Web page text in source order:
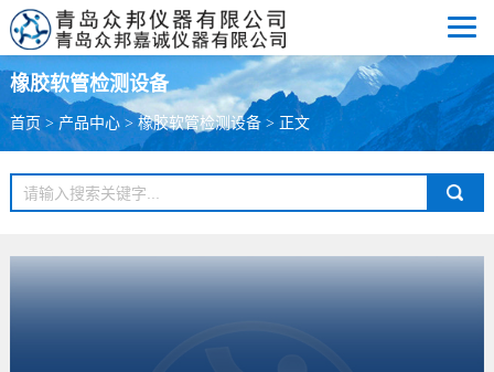
橡胶软管检测设备
首页>产品中心> 橡胶软管检测设备> 正文